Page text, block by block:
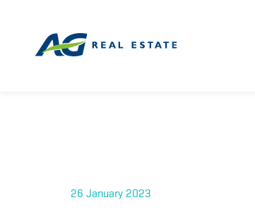
26 January 2023